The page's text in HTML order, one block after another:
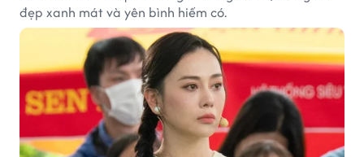
đẹp xanh mát và yên bình hiếm có.